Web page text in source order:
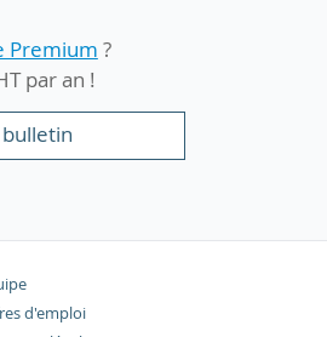
Premium ?
par an !
d'emploi